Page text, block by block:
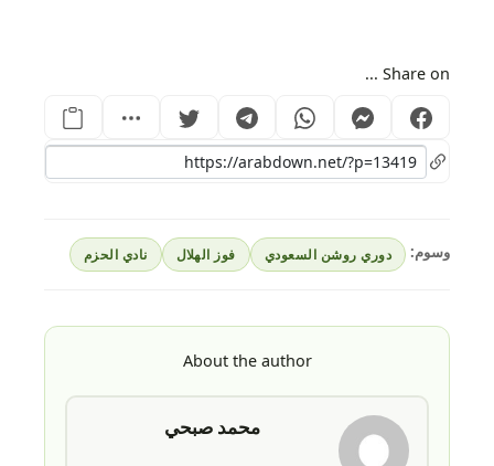
Share on ...
وسوم: دوري روشن السعودي فوز الهلال نادي الحزم
About the author
محمد صبحي